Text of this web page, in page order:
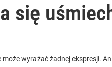
się
wyrażać żadnej ekspresji.